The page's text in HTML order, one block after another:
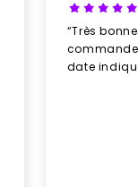
“Très
date